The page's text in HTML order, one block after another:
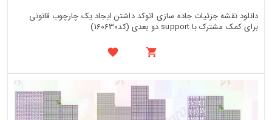
دانلود نقشه جزئیات جاده سازی اتوکد داشتن ایجاد یک چارچوب قانونی
برای کمک مشترک با support دو بعدی (کد160630)